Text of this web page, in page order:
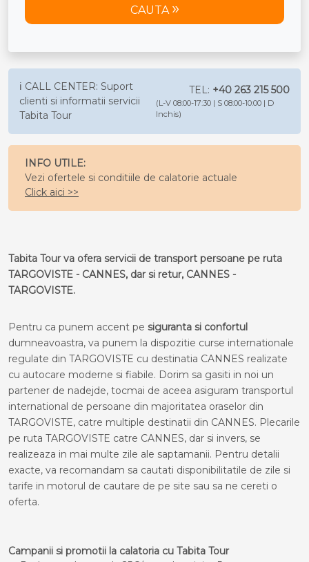
CAUTA
ℹ️ CALL CENTER: Suport
clienti si informatii servicii
Tabita Tour
TEL: +40 263 215 500
(L-V 08:00-17:30 | S 08:00-10:00 | D
Inchis)
INFO UTILE:
Vezi ofertele si conditiile de calatorie actuale
Click aici >>
Tabita Tour va ofera servicii de transport persoane pe ruta
TARGOVISTE - CANNES, dar si retur, CANNES -
TARGOVISTE.
Pentru ca punem accent pe siguranta si confortul
dumneavoastra, va punem la dispozitie curse internationale
regulate din TARGOVISTE cu destinatia CANNES realizate
cu autocare moderne si fiabile. Dorim sa gasiti in noi un
partener de nadejde, tocmai de aceea asiguram transportul
international de persoane din majoritatea oraselor din
TARGOVISTE, catre multiple destinatii din CANNES. Plecarile
pe ruta TARGOVISTE catre CANNES, dar si invers, se
realizeaza in mai multe zile ale saptamanii. Pentru detalii
exacte, va recomandam sa cautati disponibilitatile de zile si
tarife in motorul de cautare de pe site sau sa ne cereti o
oferta.
Campanii si promotii la calatoria cu Tabita Tour